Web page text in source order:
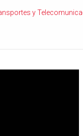
y